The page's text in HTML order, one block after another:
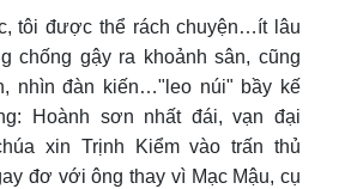
tôi được thể rách chuyện…ít lâu
chống gậy ra khoảnh sân, cũng
nhìn đàn kiến…"leo núi" bầy kế
Hoành sơn nhất đái, vạn đại
xin Trịnh Kiểm vào trấn thủ
đơ với ông thay vì Mạc Mậu, cụ